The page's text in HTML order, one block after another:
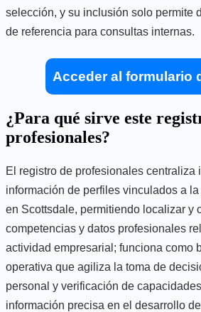
selección, y su inclusión solo permite
de referencia para consultas internas.
Acceder al formulario
¿Para qué sirve este
profesionales?
El registro de profesionales centraliza
información de perfiles vinculados a
en Scottsdale, permitiendo localizar y
competencias y datos profesionales
actividad empresarial; funciona como
operativa que agiliza la toma de
personal y verificación de
información precisa en el desarrollo